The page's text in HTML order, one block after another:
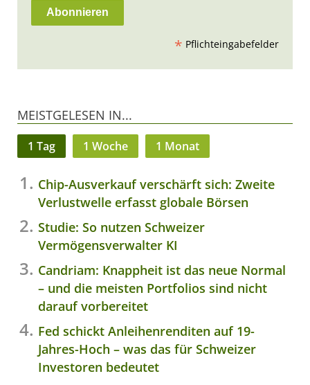
* Pflichteingabefelder
MEISTGELESEN IN...
1 Tag 1 Woche 1 Monat
Chip-Ausverkauf verschärft sich: Zweite
Verlustwelle erfasst globale Börsen
Studie: So nutzen Schweizer
Vermögensverwalter KI
Candriam: Knappheit ist das neue Normal
– und die meisten Portfolios sind nicht
darauf vorbereitet
Fed schickt Anleihenrenditen auf 19-
Jahres-Hoch – was das für Schweizer
Investoren bedeutet